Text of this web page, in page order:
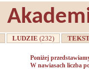
LUDZIE(232)
Poniżej
W nawiasach liczba